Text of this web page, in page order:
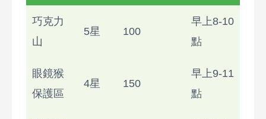
巧克力
山
5星 100
早上8-10
點
眼鏡猴
保護區
4星 150
早上9-11
點